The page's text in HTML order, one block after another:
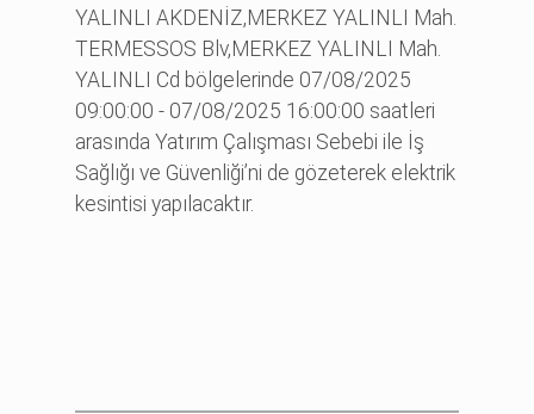
YALINLI AKDENİZ,MERKEZ YALINLI Mah.
TERMESSOS Blv,MERKEZ YALINLI Mah.
YALINLI Cd bölgelerinde 07/08/2025
09:00:00 - 07/08/2025 16:00:00 saatleri
arasında Yatırım Çalışması Sebebi ile İş
Sağlığı ve Güvenliği’ni de gözeterek elektrik
kesintisi yapılacaktır.